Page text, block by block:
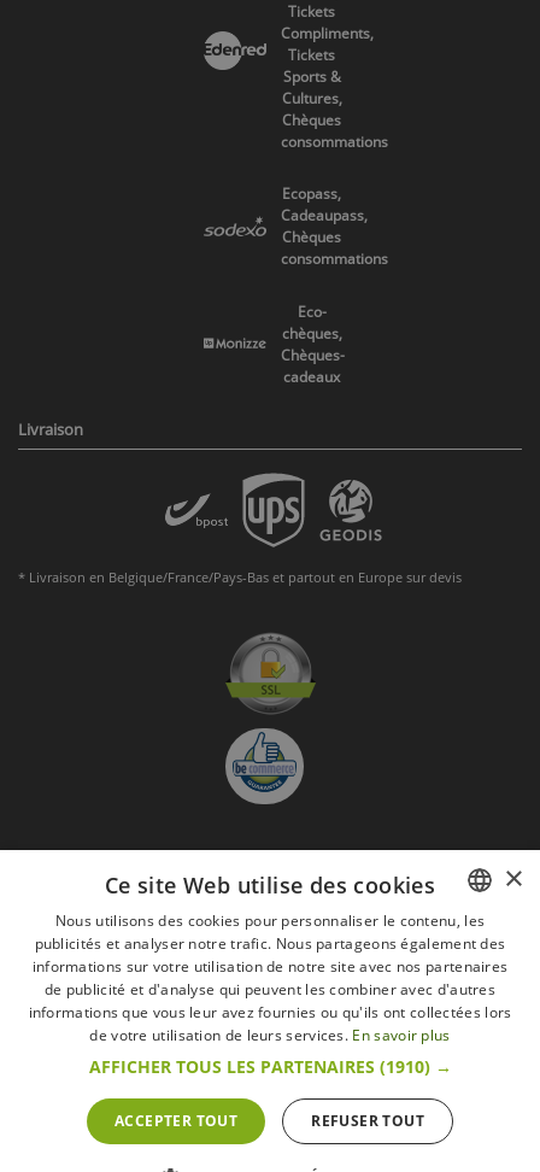
Tickets
Compliments,
Tickets
Sports &
Cultures,
Chèques
consommations
Ecopass,
Cadeaupass,
Chèques
consommations
Eco-
chèques,
Chèques-
cadeaux
Livraison
* Livraison en Belgique/France/Pays-Bas et partout en Europe sur devis
S'abonner à la Newsletter
Je suis d'accord avec les Mentions légales
Toutes les marques Conditions générales
Mentions légales
Retour & Droit de rétractation
FAQ Recrutement
s'entendent toutes taxes comprises.
Conformément au livre VI « Pratiques du marché et protection du consommateur » du
Code belge de droit économique.
Le Client agissant en tant que consommateur dispose d’un droit de
FRENCH
DUTCH
×
Ce site Web utilise des cookies
Nous utilisons des cookies pour personnaliser le contenu, les
publicités et analyser notre trafic. Nous partageons également des
informations sur votre utilisation de notre site avec nos partenaires
de publicité et d'analyse qui peuvent les combiner avec d'autres
informations que vous leur avez fournies ou qu'ils ont collectées lors
de votre utilisation de leurs services. En savoir plus
AFFICHER TOUS LES PARTENAIRES (1910) →
ACCEPTER TOUT REFUSER TOUT